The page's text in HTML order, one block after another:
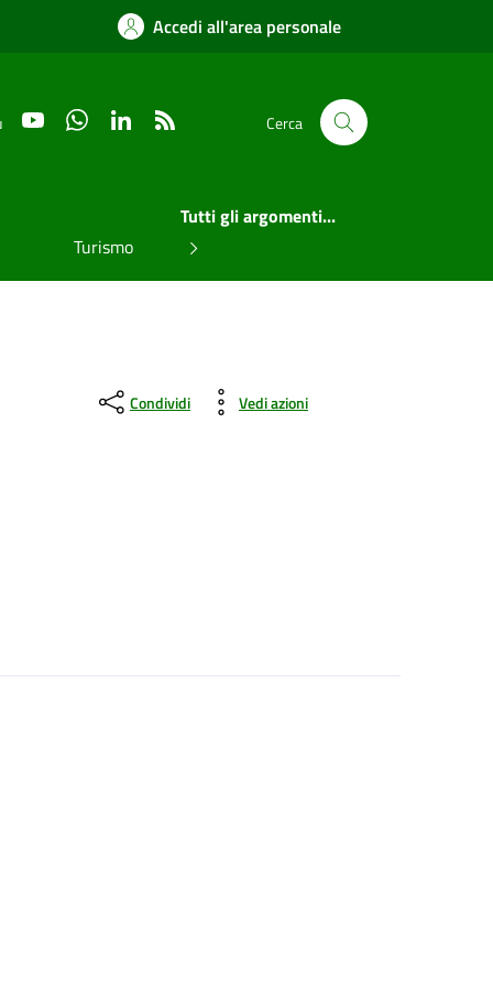
Accedi all'area personale
YouTube WhatsAppLinkedIn Cerca
Turismo
Tutti gli argomenti...
Condividi Vedi azioni